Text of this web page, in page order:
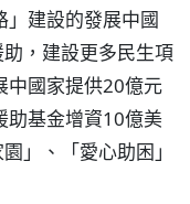
」建設的發展中國
，建設更多民生項
中國家提供20億元
助基金增資10億美
」、「愛心助困」